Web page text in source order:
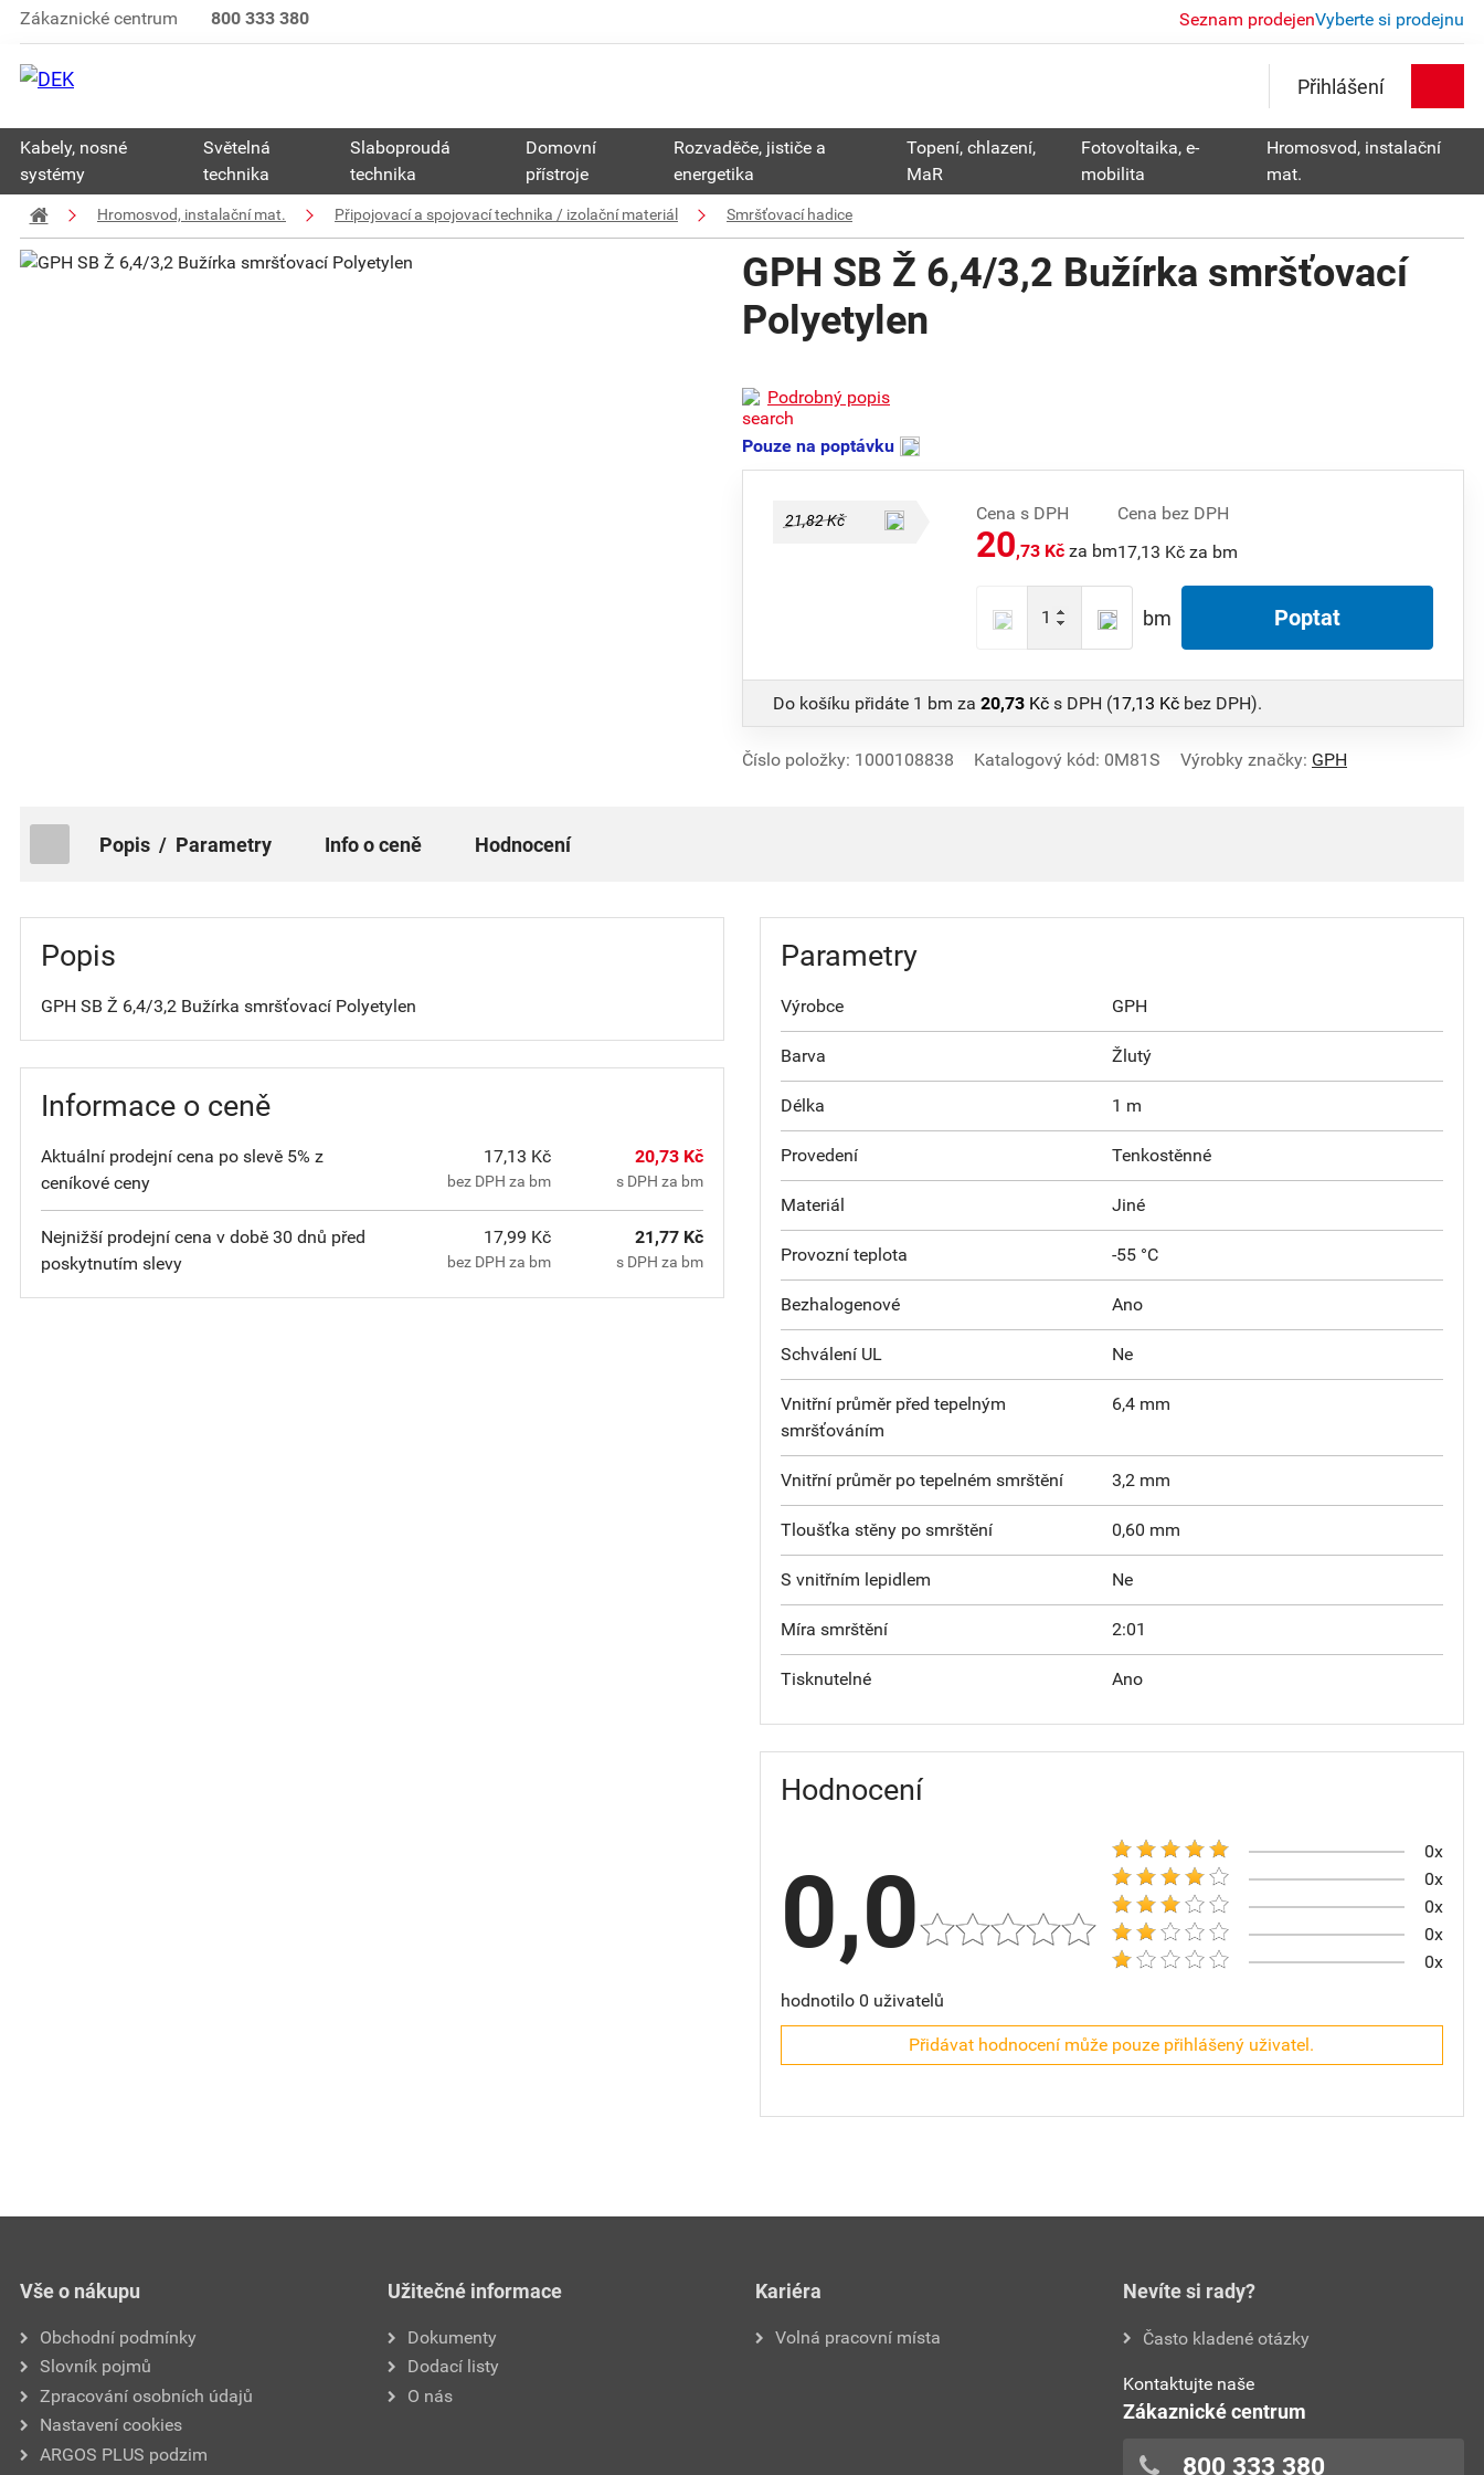
Zákaznické centrum 800 333 380 Seznam prodejenVyberte si prodejnu
Přihlášení
Kabely, nosné
systémy
Světelná
technika
Slaboproudá
technika
Domovní
přístroje
Rozvaděče, jističe a
energetika
Topení, chlazení,
MaR
Fotovoltaika, e-
mobilita
Hromosvod, instalační
mat.
Hromosvod, instalační mat. Připojovací a spojovací technika / izolační materiál Smršťovací hadice
GPH SB Ž 6,4/3,2 Bužírka smršťovací
Polyetylen
Podrobný popis
Pouze na poptávku
21,82 Kč Cena s DPH
20,73 Kč za bm
Cena bez DPH
17,13 Kč za bm
bm Poptat
Do košíku přidáte 1 bm za 20,73 Kč s DPH (17,13 Kč bez DPH).
Číslo položky: 1000108838 Katalogový kód: 0M81S Výrobky značky: GPH
popis / Parametry Info o ceně hodnocení
Popis
GPH SB Ž 6,4/3,2 Bužírka smršťovací Polyetylen
Informace o ceně
Aktuální prodejní cena po slevě 5% z
ceníkové ceny
17,13 Kč
bez DPH za bm
20,73 Kč
s DPH za bm
Nejnižší prodejní cena v době 30 dnů před
poskytnutím slevy
17,99 Kč
bez DPH za bm
21,77 Kč
s DPH za bm
Parametry
Výrobce GPH
Barva Žlutý
Délka 1 m
Provedení Tenkostěnné
Materiál Jiné
Provozní teplota -55 °C
Bezhalogenové Ano
Schválení UL Ne
Vnitřní průměr před tepelným
smršťováním
6,4 mm
Vnitřní průměr po tepelném smrštění 3,2 mm
Tloušťka stěny po smrštění 0,60 mm
S vnitřním lepidlem Ne
Míra smrštění 2:01
Tisknutelné Ano
Hodnocení
0,0
hodnotilo 0 uživatelů
0x
0x
0x
0x
0x
Přidávat hodnocení může pouze přihlášený uživatel.
Vše o nákupu
Obchodní podmínky
Slovník pojmů
Zpracování osobních údajů
Nastavení cookies
ARGOS PLUS podzim
Užitečné informace
Dokumenty
Dodací listy
O nás
Kariéra
Volná pracovní místa
Nevíte si rady?
Často kladené otázky
Kontaktujte naše
Zákaznické centrum
800 333 380